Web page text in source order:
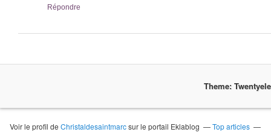
Répondre
Theme:
Voir le profil deChristaldesaintmarcsur le portail Eklablog
Top articles